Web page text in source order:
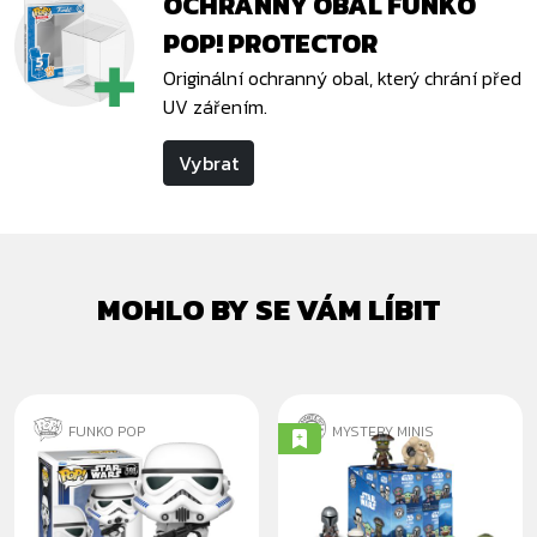
POP! PROTECTOR
Originální ochranný obal, který chrání před
UV zářením.
Vybrat
MOHLO BY SE VÁM LÍBIT
FUNKO POP
STORMTROOPER
- EPIZODA IV
MYSTERY MINIS
STAR WARS
MANDALORIAN
AND GROGU -